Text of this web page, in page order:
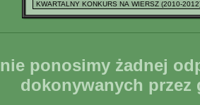
nie ponosimy żadnej
dokonywanych